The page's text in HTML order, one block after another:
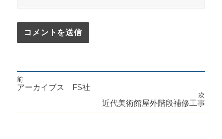
投
前
前
の
稿:
アーカイブス FS社
次
の
近代美術館屋外階段補修工事